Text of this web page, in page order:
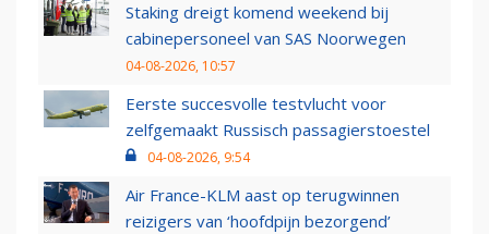
Staking dreigt komend weekend bij
cabinepersoneel van SAS Noorwegen
04-08-2026, 10:57
Eerste succesvolle testvlucht voor
zelfgemaakt Russisch passagierstoestel
04-08-2026, 9:54
Air France-KLM aast op terugwinnen
reizigers van ‘hoofdpijn bezorgend’